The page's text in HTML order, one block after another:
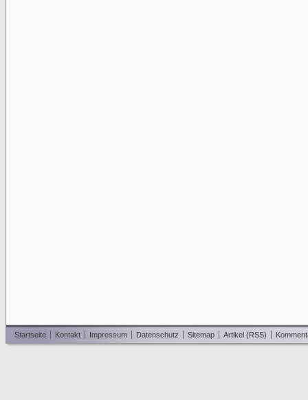
Startseite Kontakt Impressum Datenschutz Sitemap Artikel (RSS)